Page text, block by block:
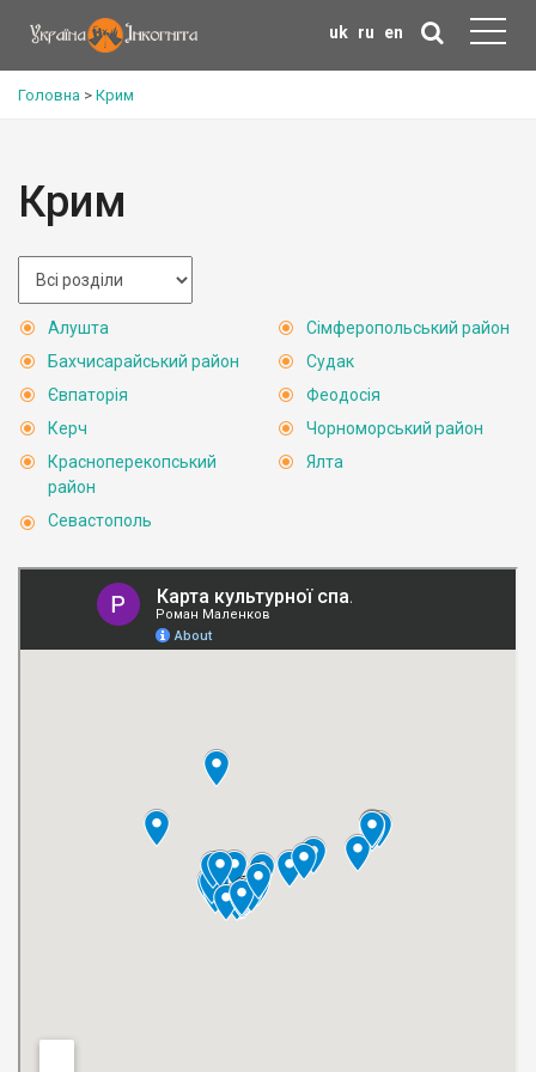
uk ru en
Головна > Крим
Крим
Алушта
Бахчисарайський район
Євпаторія
Керч
Красноперекопський
район
Севастополь
Сімферопольський район
Судак
Феодосія
Чорноморський район
Ялта